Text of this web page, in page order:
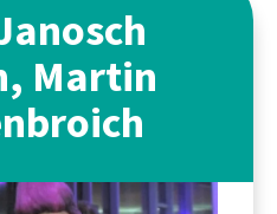
Martin